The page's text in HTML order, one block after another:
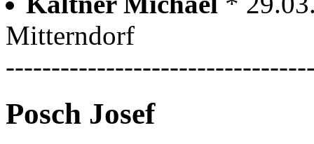
Mitterndorf
Posch Josef